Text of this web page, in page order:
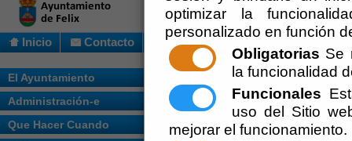
optimizar la
personalizado en función
Obligatorias Se
la funcionalidad
Funcionales
uso del Sitio
mejorar el funcionamiento.
Inicio Contacto
El Ayuntamiento
Administración-e
Que Hacer Cuando
Usted se encuentra aquí:Inicio //
Escuchar